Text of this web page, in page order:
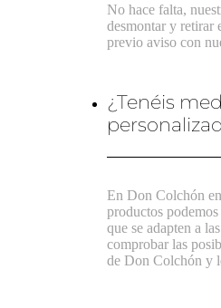
No hace falta,
desmontar y retirar
previo aviso con
¿Tenéis
En Don Colchón
productos
que se adapten a
comprobar las
de Don Colchón y